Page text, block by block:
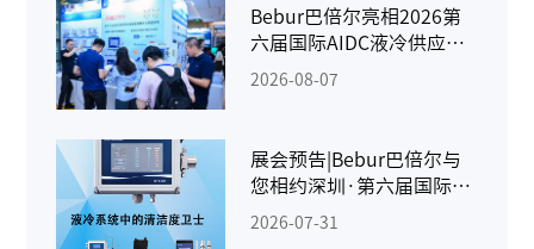
Bebur巴倍尔亮相2026第
六届国际AIDC液冷供应链
千人峰会
2026-08-07
展会预告|Bebur巴倍尔与
您相约深圳·第六届国际
AIDC液冷供应链千人峰会
2026-07-31